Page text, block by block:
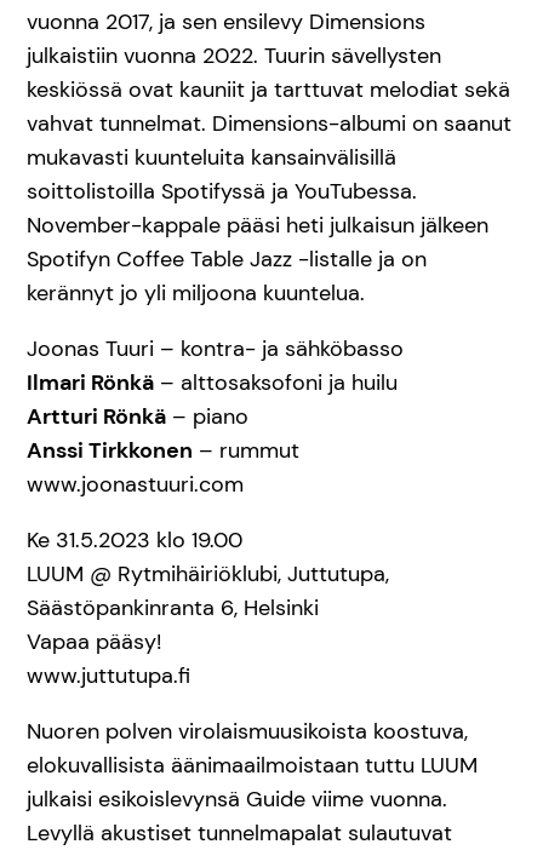
vuonna 2017, ja sen ensilevy Dimensions
julkaistiin vuonna 2022. Tuurin sävellysten
keskiössä ovat kauniit ja tarttuvat melodiat sekä
vahvat tunnelmat. Dimensions-albumi on saanut
mukavasti kuunteluita kansainvälisillä
soittolistoilla Spotifyssä ja YouTubessa.
November-kappale pääsi heti julkaisun jälkeen
Spotifyn Coffee Table Jazz -listalle ja on
kerännyt jo yli miljoona kuuntelua.
Joonas Tuuri – kontra- ja sähköbasso
Ilmari Rönkä – alttosaksofoni ja huilu
Artturi Rönkä – piano
Anssi Tirkkonen – rummut
www.joonastuuri.com
Ke 31.5.2023 klo 19.00
LUUM @ Rytmihäiriöklubi, Juttutupa,
Säästöpankinranta 6, Helsinki
Vapaa pääsy!
www.juttutupa.fi
Nuoren polven virolaismuusikoista koostuva,
elokuvallisista äänimaailmoistaan tuttu LUUM
julkaisi esikoislevynsä Guide viime vuonna.
Levyllä akustiset tunnelmapalat sulautuvat